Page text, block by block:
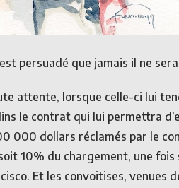
persuadé que jamais il ne
attente, lorsque celle-ci lui
le contrat qui lui permettra
000 dollars réclamés par le
10% du chargement, une
Et les convoitises,